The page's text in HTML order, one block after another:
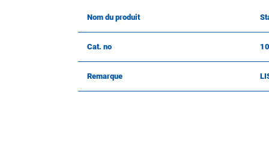
Nom du produit
Cat. no
Remarque